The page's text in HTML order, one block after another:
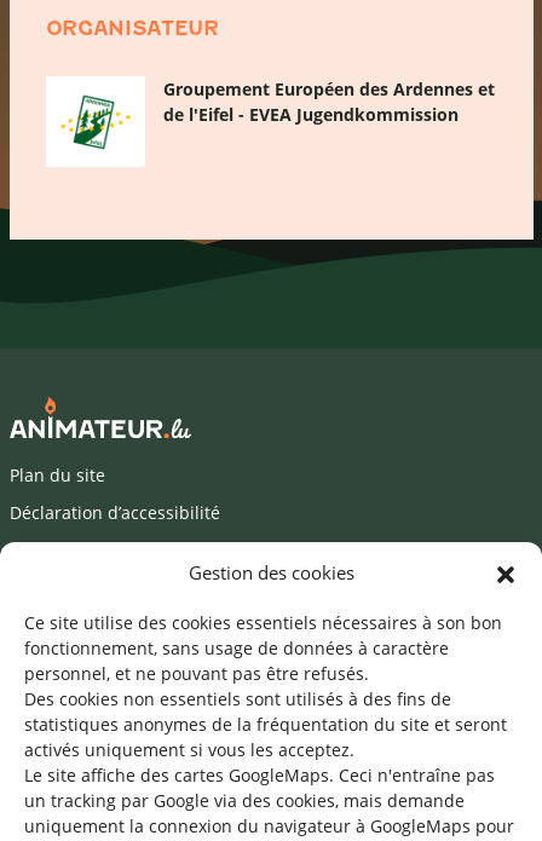
Gestion des cookies
Ce site utilise des cookies essentiels nécessaires à son bon
fonctionnement, sans usage de données à caractère
personnel, et ne pouvant pas être refusés.
Des cookies non essentiels sont utilisés à des fins de
statistiques anonymes de la fréquentation du site et seront
activés uniquement si vous les acceptez.
Le site affiche des cartes GoogleMaps. Ceci n'entraîne pas
un tracking par Google via des cookies, mais demande
uniquement la connexion du navigateur à GoogleMaps pour
ORGANISATEUR
Groupement Européen des Ardennes et
de l'Eifel - EVEA Jugendkommission
Plan du site
Déclaration d’accessibilité
Mentions légales
Une offre du